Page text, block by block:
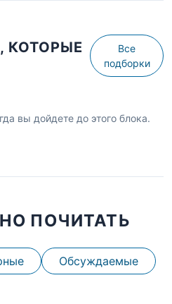
КОТОРЫЕ
Все
подборки
вы дойдете до этого блока.
ПОЧИТАТЬ
Обсуждаемые